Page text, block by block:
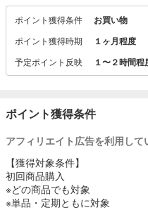
「野菜と豆の具だくさんポタ
の味をご用意。
・かぼちゃのポタージュ
・ブロッコリーとほうれん草の
おいしさを、食卓に、贈り物に。
カゴメのこだわり仕立てです！
ポイント獲得条件 お買い物
ポイント獲得時期 １ヶ月程度
予定ポイント反映 １〜２時間程
ポイント獲得条件
アフィリエイト広告を利用して
【獲得対象条件】
初回商品購入
※どの商品でも対象
※単品・定期ともに対象